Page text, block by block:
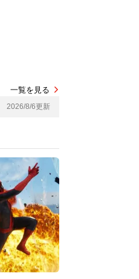
一覧を見る
2026/8/6更新